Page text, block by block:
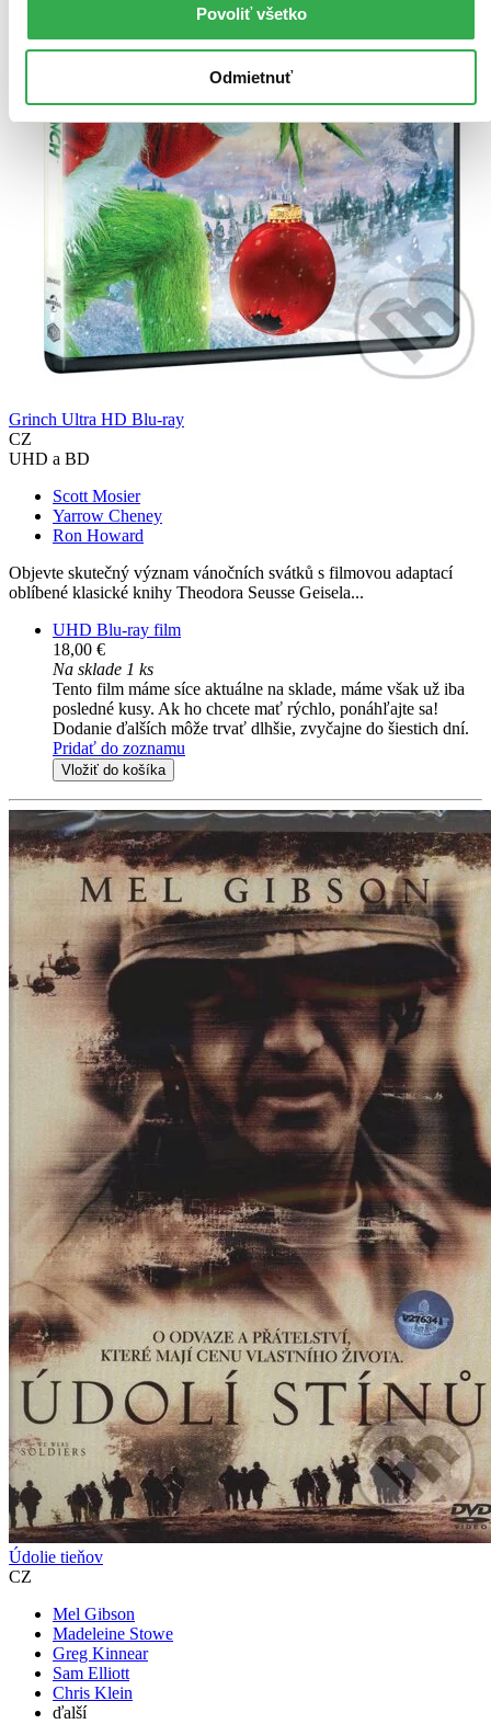
Povoliť všetko
Odmietnuť
Grinch Ultra HD Blu-ray
CZ
UHD a BD
Scott Mosier
Yarrow Cheney
Ron Howard
Objevte skutečný význam vánočních svátků s filmovou adaptací
oblíbené klasické knihy Theodora Seusse Geisela...
UHD Blu-ray film
18,00 €
Na sklade 1 ks
Tento film máme síce aktuálne na sklade, máme však už iba
posledné kusy. Ak ho chcete mať rýchlo, ponáhľajte sa!
Dodanie ďalších môže trvať dlhšie, zvyčajne do šiestich dní.
Pridať do zoznamu
Vložiť do košíka
Údolie tieňov
CZ
Mel Gibson
Madeleine Stowe
Greg Kinnear
Sam Elliott
Chris Klein
ďalší